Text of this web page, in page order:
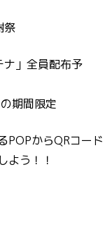
祭
」全員配布予
の期間限定
POPからQRコード
よう！！